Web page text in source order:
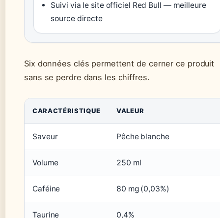
Suivi via le site officiel Red Bull — meilleure
source directe
Six données clés permettent de cerner ce produit
sans se perdre dans les chiffres.
CARACTÉRISTIQUE VALEUR
Saveur Pêche blanche
Volume 250 ml
Caféine 80 mg (0,03%)
Taurine 0,4%